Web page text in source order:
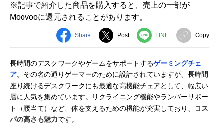
※記事で紹介した商品を購入すると、売上の一部が
Moovooに還元されることがあります。
Share Post LINE Copy
長時間のデスクワークやゲームをサポートするゲーミングチェ
ア。その名の通りゲーマーのために設計されていますが、長時間
座り続けるデスクワークにも最適な高機能チェアとして、幅広い
層に人気を集めています。リクライニング機能やランバーサポー
ト（腰当て）など、体を支えるための機能が充実しており、
コス
パの高さも魅力です。